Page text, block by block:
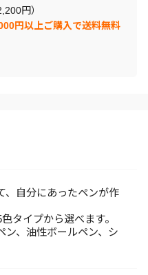
円）
円以上ご購入で送料無料
、自分にあったペンが作
タイプから選べます。
ン、油性ボールペン、シ